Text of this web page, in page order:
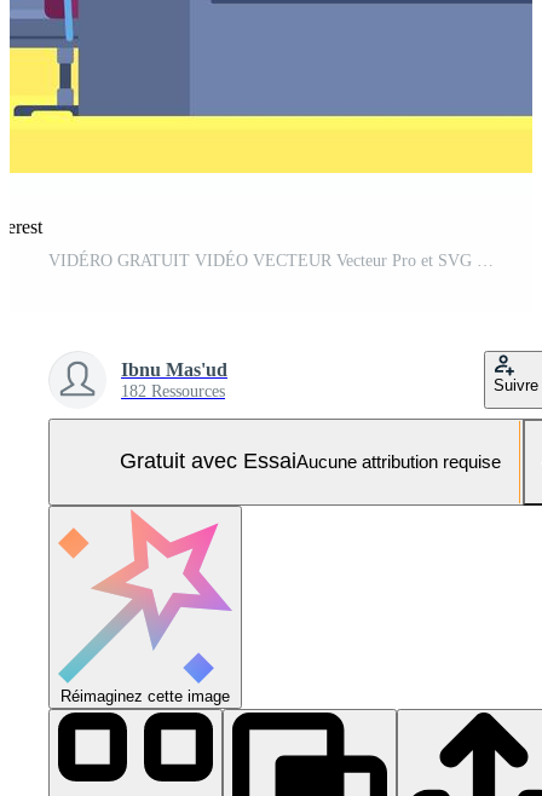
Ibnu Mas'ud
182 Ressources Suivre
Gratuit avec EssaiAucune attribution requise
Réimaginez cette image